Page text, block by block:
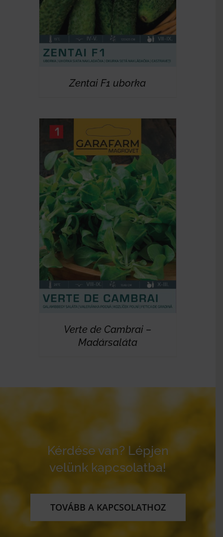
Zentai F1 uborka
RÉSZLETEK
Verte de Cambrai –
Madársaláta
Kérdése van? Lépjen
velünk kapcsolatba!
TOVÁBB A KAPCSOLATHOZ